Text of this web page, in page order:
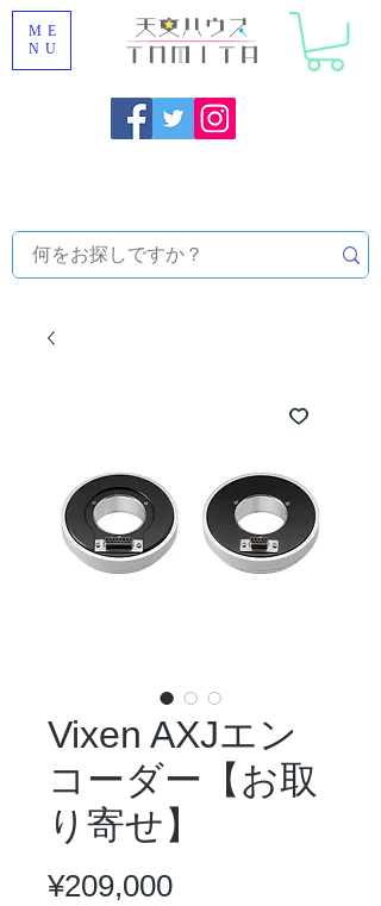
ME
NU
Vixen AXJエン
コーダー【お取
り寄せ】
¥209,000Price